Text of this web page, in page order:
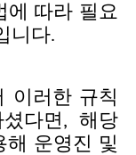
에 따라 필요
니다.
이러한 규칙
다면, 해당
해 운영진 및